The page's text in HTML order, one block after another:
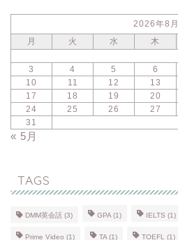
2026年8月
月
火 水 木
3
4 5 6
10
11 12 13
17
18 19 20
24
25 26 27
31
« 5月
TAGS
DMM英会話 (3) GPA (1) IELTS (1)
Prime Video (1) TA (1) TOEFL (1)